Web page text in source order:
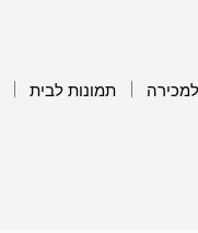
תמונות לבית